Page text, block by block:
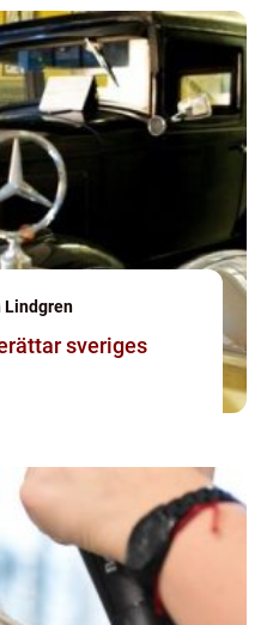
Lindgren
sveriges